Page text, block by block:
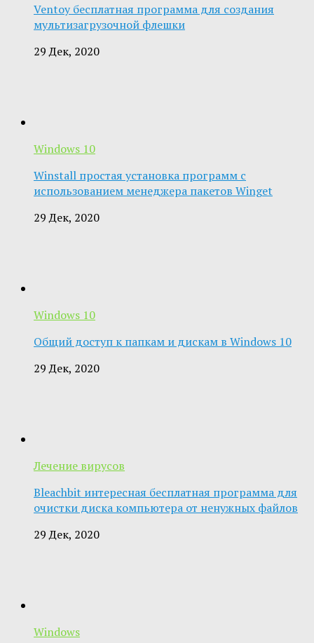
Ventoy бесплатная программа для создания
мультизагрузочной флешки
29 Дек, 2020
Windows 10
Winstall простая установка программ с
использованием менеджера пакетов Winget
29 Дек, 2020
Windows 10
Общий доступ к папкам и дискам в Windows 10
29 Дек, 2020
Лечение вирусов
Bleachbit интересная бесплатная программа для
очистки диска компьютера от ненужных файлов
29 Дек, 2020
Windows